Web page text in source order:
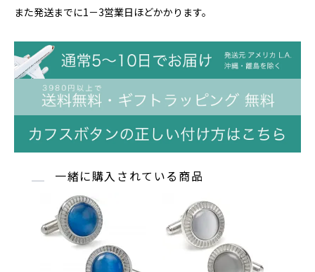
また発送までに1－3営業日ほどかかります。
一緒に購入されている商品